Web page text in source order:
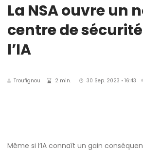
La NSA ouvre un
centre de
l’IA
Troufignou 2 min. 30 Sep. 2023 • 16:43
Même si l’IA connaît un gain